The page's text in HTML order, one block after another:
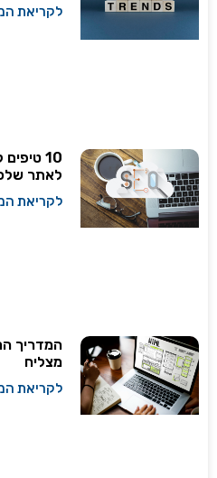
לקריאת המאמר »
לאתר שלכם
לקריאת המאמר »
המדריך המלא
מצליח
לקריאת המאמר »